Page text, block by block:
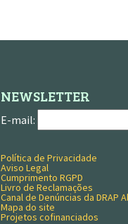
NEWSLETTER
E-mail:
MENU RODAPÉ
Política de Privacidade
Aviso Legal
Cumprimento RGPD
Livro de Reclamações
Canal de Denúncias da DRAP
Mapa do site
Projetos cofinanciados